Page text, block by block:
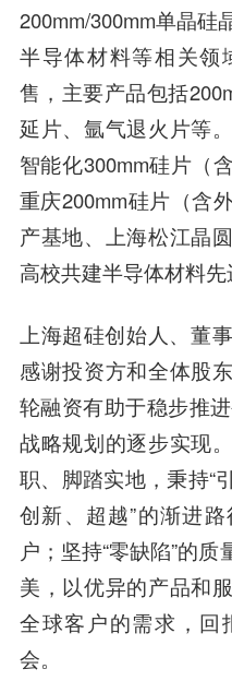
200mm/300mm单晶硅
半导体材料等相关领
售，主要产品包括
延片、氩气退火片等
智能化300mm硅片（
重庆200mm硅片（含
产基地、上海松江晶
高校共建半导体材料先
上海超硅创始人、董
感谢投资方和全体股
轮融资有助于稳步推
战略规划的逐步实现
职、脚踏实地，秉持“
创新、超越”的渐进
户；坚持“零缺陷”的
美，以优异的产品和
全球客户的需求，回
会。